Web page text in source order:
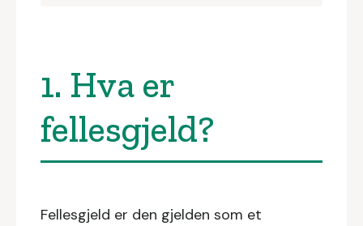
1. Hva er
fellesgjeld?
Fellesgjeld er den gjelden som et